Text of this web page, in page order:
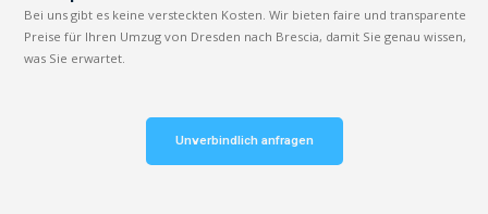
Bei uns gibt es keine versteckten Kosten. Wir bieten faire und transparente
Preise für Ihren Umzug von Dresden nach Brescia, damit Sie genau wissen,
was Sie erwartet.
Unverbindlich anfragen